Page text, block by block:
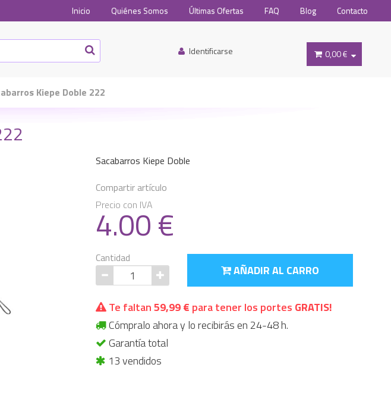
Inicio Quiénes Somos Últimas Ofertas FAQ Blog Contacto
Identificarse 0,00 €
Kiepe Doble 222
Sacabarros Kiepe Doble
Compartir artículo
Precio con IVA
4.00€
Cantidad
AÑADIR AL CARRO
Te faltan59,99 € para tener los portes GRATIS!
Cómpralo ahora y lo recibirás en 24-48 h.
Garantía total
13 vendidos